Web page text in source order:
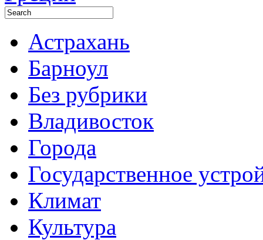
Астрахань
Барноул
Без рубрики
Владивосток
Города
Государственное
Климат
Культура